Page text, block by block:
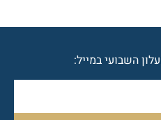
השבועי במייל: